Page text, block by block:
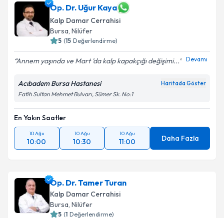
Op. Dr. Şebnem Hüseynzade
talebi oluşturun. Size bu uzmandan randevu almanız
için bir takvim hazırlandığında e-posta ile
bilgilendireceğiz.
E-posta Adresiniz
Metni
Op. Dr. Uğur Kaya
Kalp Damar Cerrahisi
Bursa, Nilüfer
5 (15 Değerlendirme)
Annem yaşında ve Mart ’da kalp kapakçığı değişimi... Devamı
Acıbadem Bursa Hastanesi Haritada Göster
Fatih Sultan Mehmet Bulvarı, Sümer Sk. No:1
En Yakın Saatler
10 Ağu
10:00
10 Ağu
10:30
10 Ağu
11:00 Daha Fazla
Op. Dr. Tamer Turan
Kalp Damar Cerrahisi
Bursa, Nilüfer
5 (1 Değerlendirme)